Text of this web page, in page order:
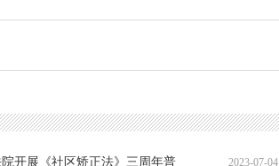
院开展《社区矫正法》三周年普
2023-07-04